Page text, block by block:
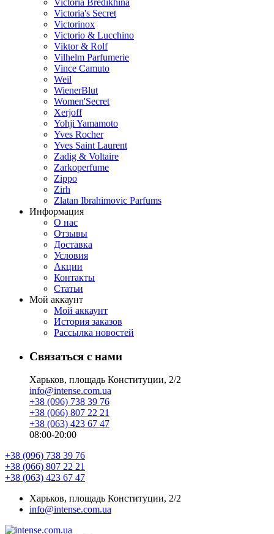
Victoria Bredikhina
Victoria's Secret
Victorinox
Victorio & Lucchino
Viktor & Rolf
Vilhelm Parfumerie
Vince Camuto
Weil
WienerBlut
Women'Secret
Xerjoff
Yohji Yamamoto
Yves Rocher
Yves Saint Laurent
Zadig & Voltaire
Zarkoperfume
Zippo
Zirh
Zlatan Ibrahimovic Parfums
Информация
О нас
Отзывы
Доставка
Условия
Aкции
Контакты
Статьи
Мой аккаунт
Мой аккаунт
История заказов
Рассылка новостей
Связаться с нами
Харьков, площадь Конституции, 2/2
info@intense.com.ua
+38 (096) 738 39 76
+38 (066) 807 22 21
+38 (063) 423 67 47
08:00-20:00
+38 (096) 738 39 76
+38 (066) 807 22 21
+38 (063) 423 67 47
Харьков, площадь Конституции, 2/2
info@intense.com.ua